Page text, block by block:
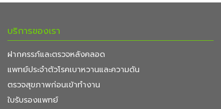
บริการของเรา
ฝากครรภ์และตรวจหลังคลอด
แพทย์ประจำตัวโรคเบาหวานและความดัน
ตรวจสุขภาพก่อนเข้าทำงาน
ใบรับรองแพทย์